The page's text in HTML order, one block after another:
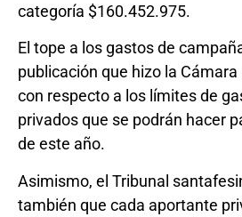
categoría $160.452.975.
El tope a los gastos de
publicación que hizo la Cámara
con respecto a los límites de
privados que se podrán hacer
de este año.
Asimismo, el Tribunal
también que cada aportante